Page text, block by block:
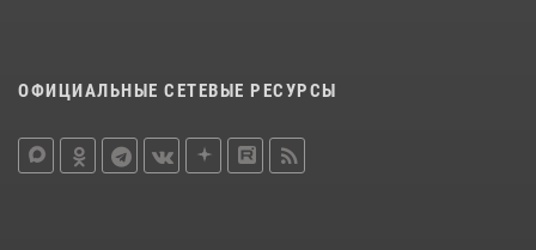
ОФИЦИАЛЬНЫЕ СЕТЕВЫЕ РЕСУРСЫ